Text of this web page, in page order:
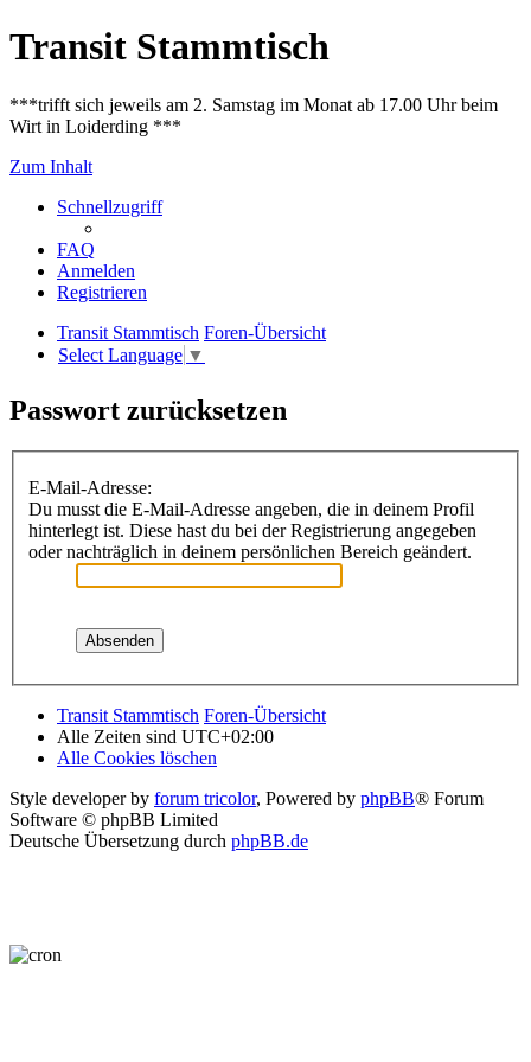
Transit Stammtisch
***trifft sich jeweils am 2. Samstag im Monat ab 17.00 Uhr beim
Wirt in Loiderding ***
Zum Inhalt
Schnellzugriff
FAQ
Anmelden
Registrieren
Transit Stammtisch Foren-Übersicht
Select Language ▼
Passwort zurücksetzen
E-Mail-Adresse:
Du musst die E-Mail-Adresse angeben, die in deinem Profil
hinterlegt ist. Diese hast du bei der Registrierung angegeben
oder nachträglich in deinem persönlichen Bereich geändert.
Transit Stammtisch Foren-Übersicht
Alle Zeiten sind UTC+02:00
Alle Cookies löschen
Style developer by forum tricolor, Powered by phpBB® Forum
Software © phpBB Limited
Deutsche Übersetzung durch phpBB.de